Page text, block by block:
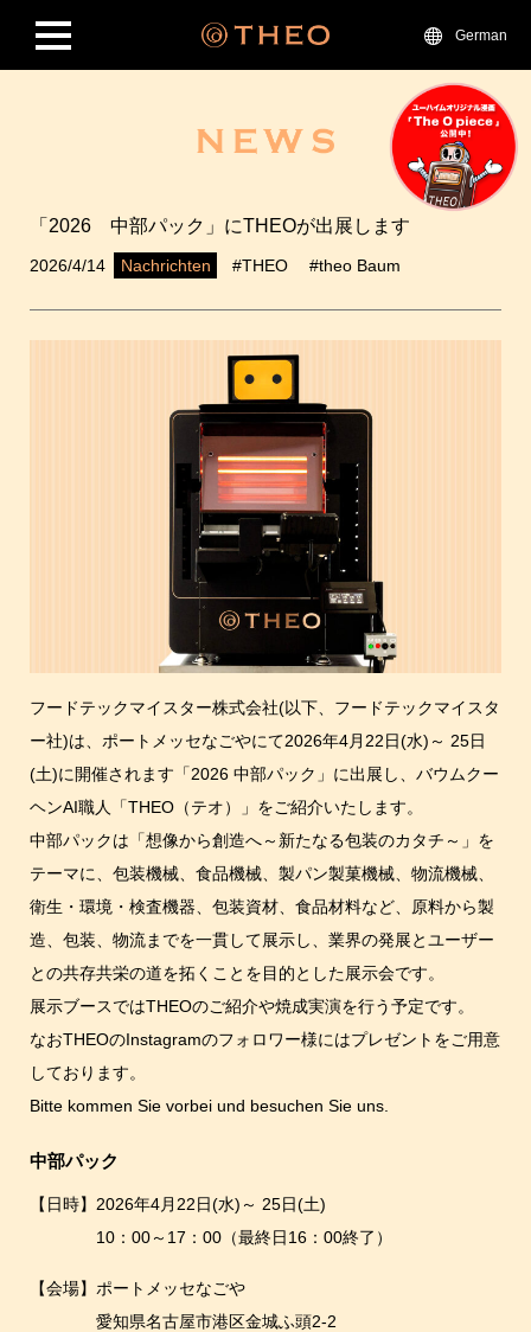
German
「2026 中部パック」にTHEOが出展します
2026/4/14 Nachrichten #THEO #theo Baum
フードテックマイスター株式会社(以下、フードテックマイスタ
ー社)は、ポートメッセなごやにて2026年4月22日(水)～ 25日
(土)に開催されます「2026 中部パック」に出展し、バウムクー
ヘンAI職人「THEO（テオ）」をご紹介いたします。
中部パックは「想像から創造へ～新たなる包装のカタチ～」を
テーマに、包装機械、食品機械、製パン製菓機械、物流機械、
衛生・環境・検査機器、包装資材、食品材料など、原料から製
造、包装、物流までを一貫して展示し、業界の発展とユーザー
との共存共栄の道を拓くことを目的とした展示会です。
展示ブースではTHEOのご紹介や焼成実演を行う予定です。
なおTHEOのInstagramのフォロワー様にはプレゼントをご用意
しております。
Bitte kommen Sie vorbei und besuchen Sie uns.
中部パック
【日時】2026年4月22日(水)～ 25日(土)
10：00～17：00（最終日16：00終了）
【会場】ポートメッセなごや
愛知県名古屋市港区金城ふ頭2-2